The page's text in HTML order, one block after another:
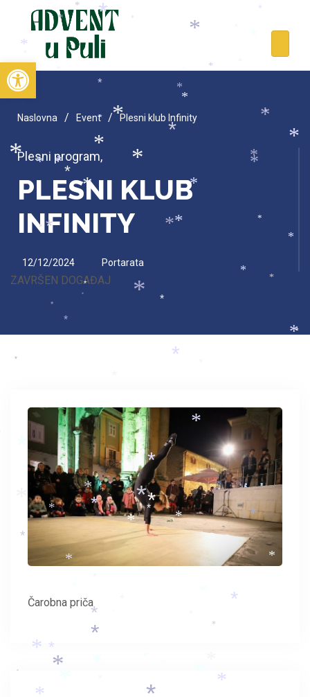
Open toolbar
Naslovna / Event / Plesni klub Infinity
Plesni program,
PLESNI KLUB
INFINITY
12/12/2024 Portarata
ZAVRŠEN DOGAĐAJ
Čarobna priča
*
*
*
*
*
*
*
*
*
*
*
*
*
*
*
*
*
*
* *
*
*
*
*
*
*
*
*
*
*
*
*
*
*
*
*
*
*
*
*
*
*
*
*
*
*
*
*
**
*
*
*
*
*
*
*
*
*
*